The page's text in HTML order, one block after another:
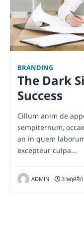
BRANDING
The Dark
Success
Cillum anim de
sempiternum,
an in quem
excepteur culpa…
ADMIN 3 พฤศจิก